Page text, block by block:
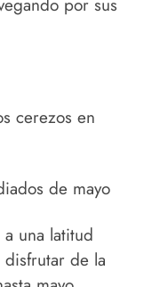
por sus
cerezos en
de mayo
una latitud
de la